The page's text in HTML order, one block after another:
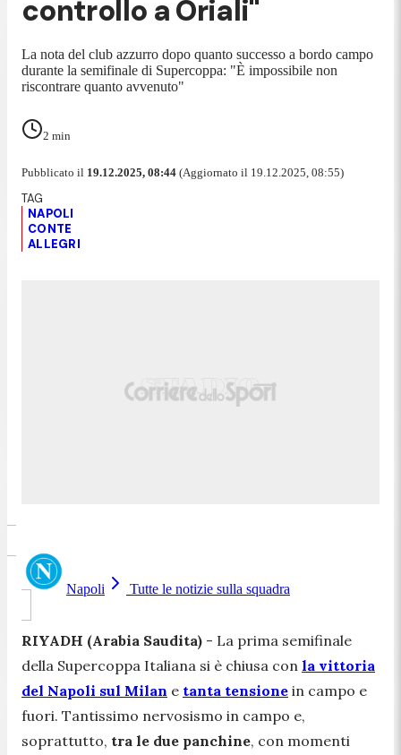
controllo a Oriali"
La nota del club azzurro dopo quanto successo a bordo campo
durante la semifinale di Supercoppa: "È impossibile non
riscontrare quanto avvenuto"
2 min
Pubblicato il 19.12.2025, 08:44 (Aggiornato il 19.12.2025, 08:55)
NAPOLI
CONTE
ALLEGRI
Napoli Tutte le notizie sulla squadra
RIYADH (Arabia Saudita) - La prima semifinale
della Supercoppa Italiana si è chiusa con la vittoria
del Napoli sul Milan e tanta tensione in campo e
fuori. Tantissimo nervosismo in campo e,
soprattutto, tra le due panchine, con momenti